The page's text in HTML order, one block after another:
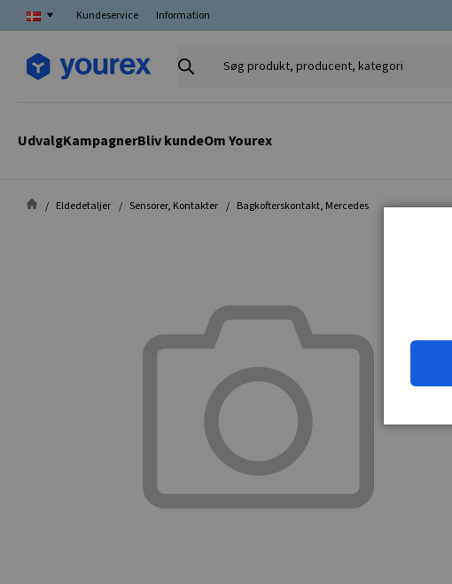
Kundeservice Information
Søg
UdvalgKampagnerBliv kundeOm Yourex
Eldedetaljer Sensorer, Kontakter Bagkofterskontakt, Mercedes